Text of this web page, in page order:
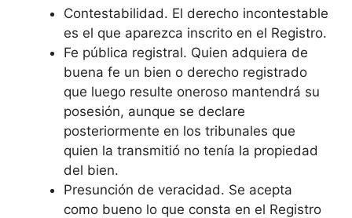
Contestabilidad. El derecho incontestable
es el que aparezca inscrito en el Registro.
Fe pública registral. Quien adquiera de
buena fe un bien o derecho registrado
que luego resulte oneroso mantendrá su
posesión, aunque se declare
posteriormente en los tribunales que
quien la transmitió no tenía la propiedad
del bien.
Presunción de veracidad. Se acepta
como bueno lo que consta en el Registro